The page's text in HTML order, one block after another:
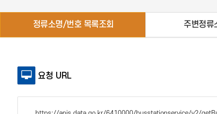
정류소명/번호 목록조회 주변정류
요청 URL